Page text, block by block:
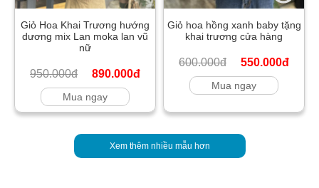
Giỏ Hoa Khai Trương hướng
dương mix Lan moka lan vũ
nữ
950.000đ 890.000đ
Mua ngay
Giỏ hoa hồng xanh baby tặng
khai trương cửa hàng
600.000đ 550.000đ
Mua ngay
Xem thêm nhiều mẫu hơn